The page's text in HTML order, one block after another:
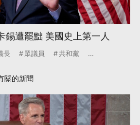
錫遭罷黜 美國史上第一人
長 眾議員 共和黨 ...
關的新聞